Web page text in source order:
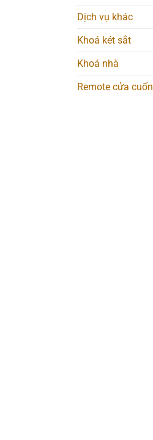
Dịch vụ khác
Khoá két sắt
Khoá nhà
Remote cửa cuốn